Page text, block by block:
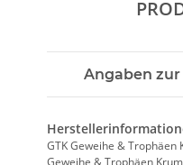
Angaben
GTK Geweihe & Trophäen
Geweihe & Trophäen